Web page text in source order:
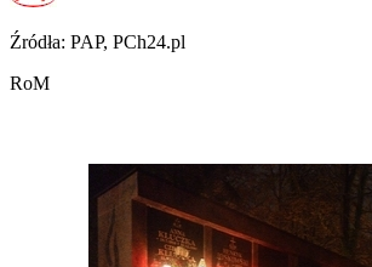
Źródła: PAP, PCh24.pl
RoM